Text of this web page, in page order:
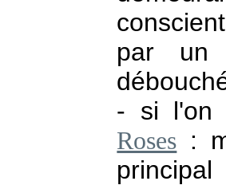
par un
- si l'on
Roses :